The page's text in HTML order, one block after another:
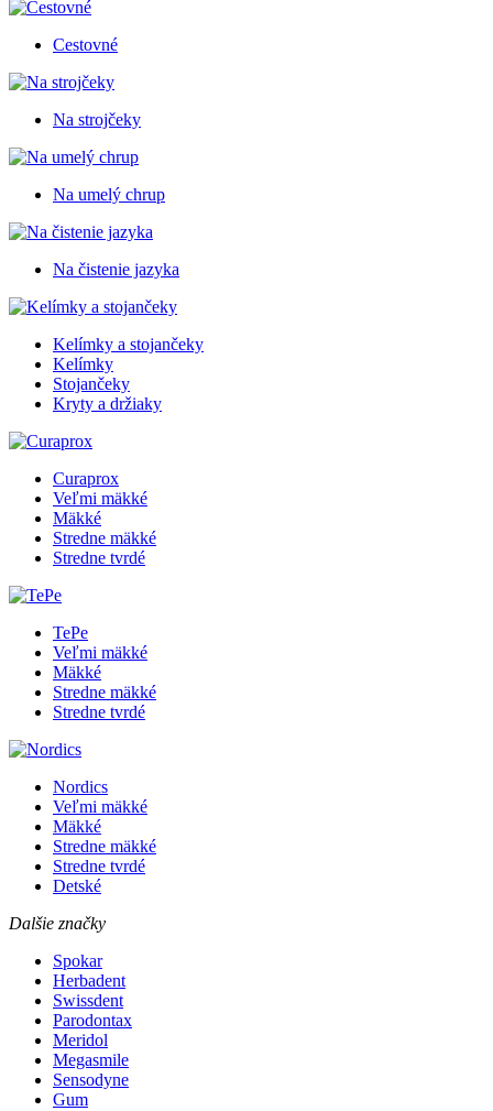
Cestovné
Na strojčeky
Na umelý chrup
Na čistenie jazyka
Kelímky a stojančeky
Kelímky
Stojančeky
Kryty a držiaky
Curaprox
Veľmi mäkké
Mäkké
Stredne mäkké
Stredne tvrdé
TePe
Veľmi mäkké
Mäkké
Stredne mäkké
Stredne tvrdé
Nordics
Veľmi mäkké
Mäkké
Stredne mäkké
Stredne tvrdé
Detské
Dalšie značky
Spokar
Herbadent
Swissdent
Parodontax
Meridol
Megasmile
Sensodyne
Gum